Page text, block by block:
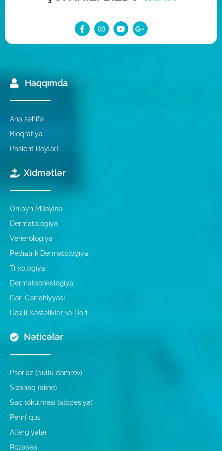
Haqqımda
Ana səhifə
Bioqrafiya
Pasient Rəyləri
Xidmətlər
Onlayn Müayinə
Dermatologiya
Venerologiya
Pediatrik Dermatologiya
Trixologiya
Dermatoonkologiya
Dəri Cərrahiyyəsi
Daxili Xəstəliklər və Dəri
Nəticələr
Psoriaz (pullu dəmrov)
Sızanaq (akne)
Saç tökülməsi (alopesiya)
Pemfiqus
Allergiyalar
Rozasea